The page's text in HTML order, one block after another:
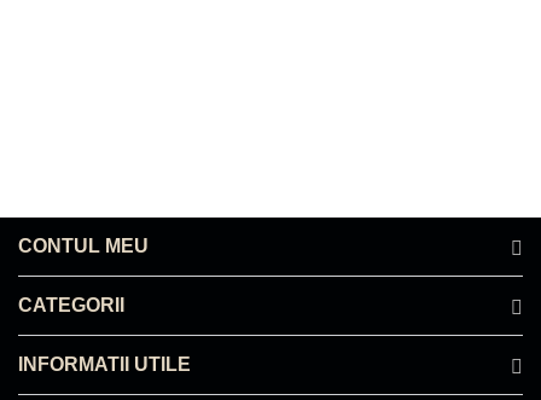
CONTUL MEU
CATEGORII
INFORMATII UTILE